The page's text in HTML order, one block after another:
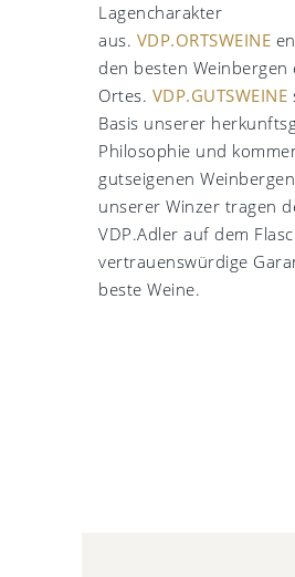
Lagencharakter
aus. VDP.ORTSWEINE
den besten Weinbergen
Ortes. VDP.GUTSWEINE
Basis unserer
Philosophie und
gutseigenen
unserer Winzer tragen
VDP.Adler auf dem
vertrauenswürdige
beste Weine.